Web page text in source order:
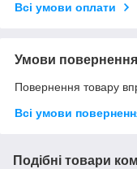
Всі умови оплати
Умови повернення
Повернення товару
Всі умови
Подібні товари